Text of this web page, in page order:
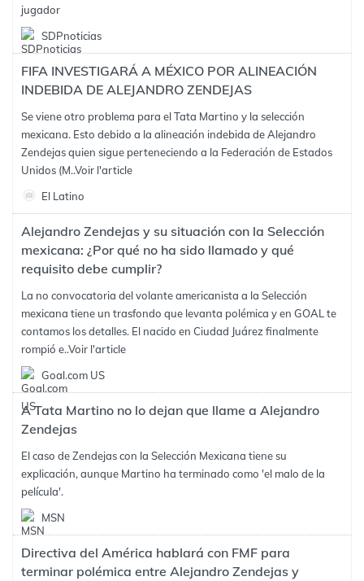
jugador
SDPnoticias
FIFA INVESTIGARÁ A MÉXICO POR ALINEACIÓN
INDEBIDA DE ALEJANDRO ZENDEJAS
Se viene otro problema para el Tata Martino y la selección
mexicana. Esto debido a la alineación indebida de Alejandro
Zendejas quien sigue perteneciendo a la Federación de Estados
Unidos (M..Voir l'article
El Latino
Alejandro Zendejas y su situación con la Selección
mexicana: ¿Por qué no ha sido llamado y qué
requisito debe cumplir?
La no convocatoria del volante americanista a la Selección
mexicana tiene un trasfondo que levanta polémica y en GOAL te
contamos los detalles. El nacido en Ciudad Juárez finalmente
rompió e..Voir l'article
Goal.com US
A Tata Martino no lo dejan que llame a Alejandro
Zendejas
El caso de Zendejas con la Selección Mexicana tiene su
explicación, aunque Martino ha terminado como 'el malo de la
película'.
MSN
Directiva del América hablará con FMF para
terminar polémica entre Alejandro Zendejas y